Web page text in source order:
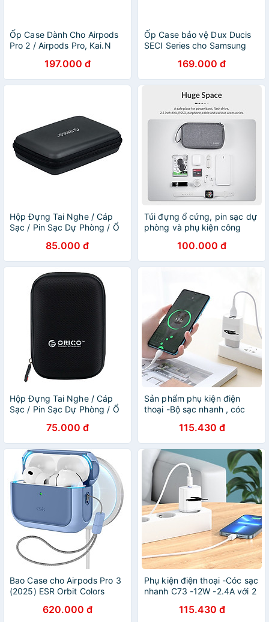
Ốp Case Dành Cho Airpods
Pro 2 / Airpods Pro, Kai.N
Khóa Siêu Xịn - Hàng Chính
Hãng
197.000 đ
Ốp Case bảo vệ Dux Ducis
SECI Series cho Samsung
Khoá An Toàn, Chống Sốc_
Hàng Chính Hãng
169.000 đ
Hộp Đựng Tai Nghe / Cáp
Sạc / Pin Sạc Dự Phòng / Ổ
85.000 đ
Túi đựng ổ cứng, pin sạc dự
phòng và phụ kiện công
Hàng Chính Hãng
100.000 đ
Hộp Đựng Tai Nghe / Cáp
Sạc / Pin Sạc Dự Phòng / Ổ
75.000 đ
Sản phẩm phụ kiện điện
thoại -Bộ sạc nhanh , cóc
với 2 cổng sạc và dây dài
1m cao cấp ,, nhanh hơn
gấp 3 lần , nhỏ gọn và tiện
lợi - Hàng nhập khẩu
115.430 đ
Bao Case cho Airpods Pro 3
(2025) ESR Orbit Colors
Hàng Chính Hãng
620.000 đ
Phụ kiện điện thoại -Cóc sạc
nhanh C73 -12W -2.4A với 2
an toàn và tiện lợi -Hàng
115.430 đ